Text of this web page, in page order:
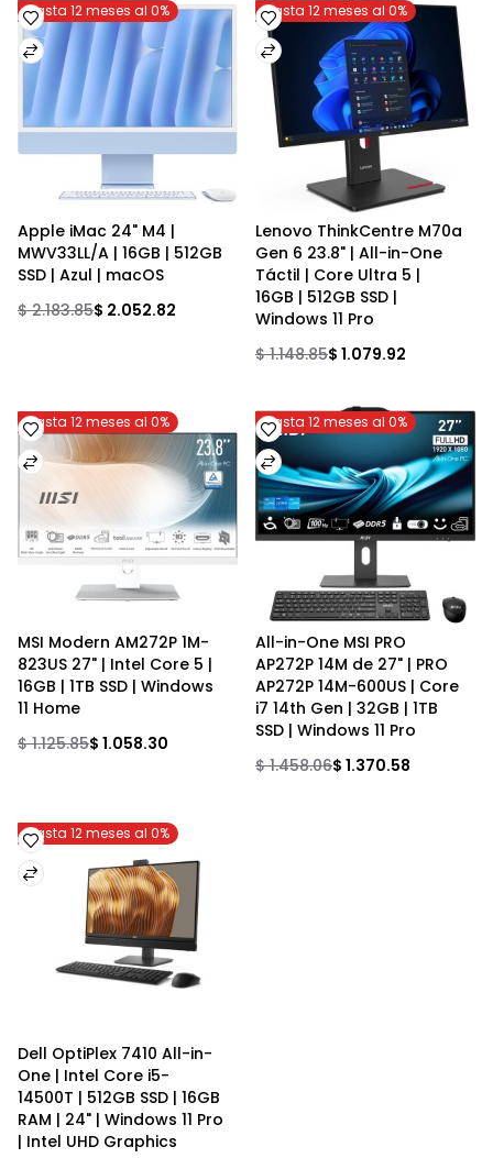
Hasta 12 meses al 0%
Apple iMac 24" M4 |
MWV33LL/A | 16GB | 512GB
SSD | Azul | macOS
$ 2.183.85$ 2.052.82
Hasta 12 meses al 0%
Lenovo ThinkCentre M70a
Gen 6 23.8" | All-in-One
Táctil | Core Ultra 5 |
16GB | 512GB SSD |
Windows 11 Pro
$ 1.148.85$ 1.079.92
Hasta 12 meses al 0%
MSI Modern AM272P 1M-
823US 27" | Intel Core 5 |
16GB | 1TB SSD | Windows
11 Home
$ 1.125.85$ 1.058.30
Hasta 12 meses al 0%
All-in-One MSI PRO
AP272P 14M de 27" | PRO
AP272P 14M-600US | Core
i7 14th Gen | 32GB | 1TB
SSD | Windows 11 Pro
$ 1.458.06$ 1.370.58
Hasta 12 meses al 0%
Dell OptiPlex 7410 All-in-
One | Intel Core i5-
14500T | 512GB SSD | 16GB
RAM | 24" | Windows 11 Pro
| Intel UHD Graphics